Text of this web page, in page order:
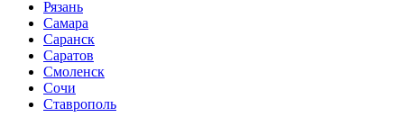
Рязань
Самара
Саранск
Саратов
Смоленск
Сочи
Ставрополь